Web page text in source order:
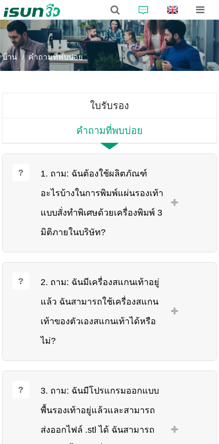
บ้าน คำถามที่พบบ่อย
ใบรับรอง
คำถามที่พบบ่อย
1. ถาม: ฉันต้องใช้ผลิตภัณฑ์
อะไรบ้างในการพิมพ์แผ่นรองเท้า
แบบสั่งทำพิเศษด้วยเครื่องพิมพ์ 3
มิติภายในบริษัท?
2. ถาม: ฉันมีเครื่องสแกนเท้าอยู่
แล้ว ฉันสามารถใช้เครื่องสแกน
เท้าของตัวเองสแกนเท้าได้หรือ
ไม่?
3. ถาม: ฉันมีโปรแกรมออกแบบ
พื้นรองเท้าอยู่แล้วและสามารถ
ส่งออกไฟล์ .stl ได้ ฉันสามารถ